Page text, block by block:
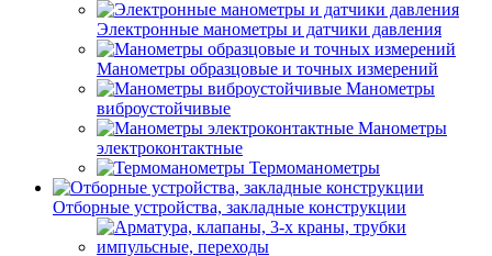
Электронные манометры и датчики давления
Манометры образцовые и точных измерений
Манометры
виброустойчивые
Манометры
электроконтактные
Термоманометры
Отборные устройства, закладные конструкции